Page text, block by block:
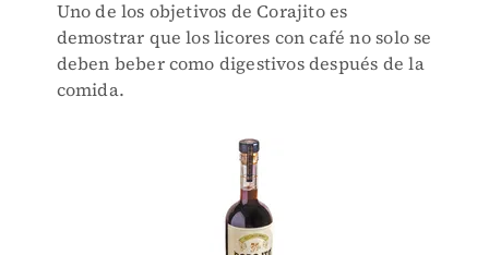
Uno de los objetivos de Corajito es
demostrar que los licores con café no solo se
deben beber como digestivos después de la
comida.